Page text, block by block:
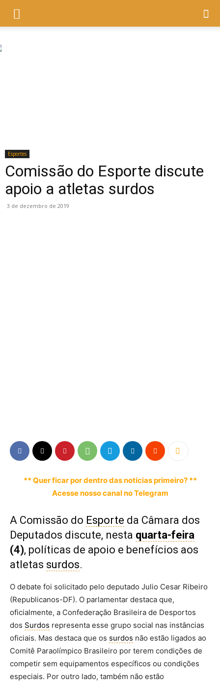
Esportes
Comissão do Esporte discute
apoio a atletas surdos
3 de dezembro de 2019
** Quer ficar por dentro das notícias primeiro? **
Acesse nosso canal no Telegram
A Comissão do Esporte da Câmara dos
Deputados discute, nesta quarta-feira
(4), políticas de apoio e benefícios aos
atletas surdos.
O debate foi solicitado pelo deputado Julio Cesar Ribeiro
(Republicanos-DF). O parlamentar destaca que,
oficialmente, a Confederação Brasileira de Desportos
dos Surdos representa esse grupo social nas instâncias
oficiais. Mas destaca que os surdos não estão ligados ao
Comitê Paraolímpico Brasileiro por terem condições de
competir sem equipamentos específicos ou condições
especiais. Por outro lado, também não estão